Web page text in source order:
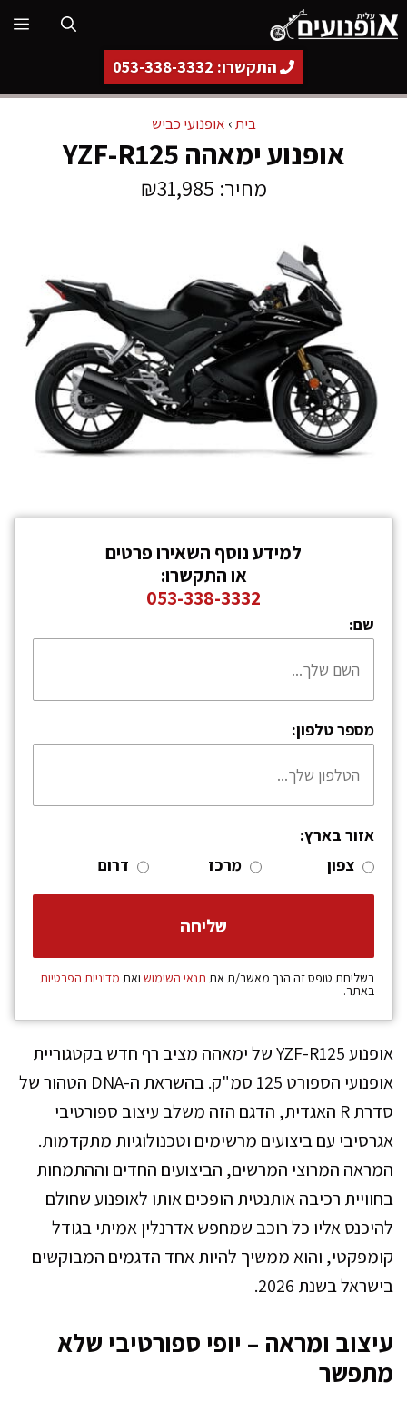
לדלג
לתוכן
התקשרו: 053-338-3332
בית› אופנועי כביש
אופנוע ימאהה YZF-R125
מחיר: ₪31,985
למידע נוסף השאירו פרטים
או התקשרו:
053-338-3332
שם:
מספר טלפון:
אזור בארץ:
צפון
מרכז דרום
בשליחת טופס זה הנך מאשר/ת את תנאי השימוש ואת מדיניות הפרטיות
באתר.
אופנוע YZF-R125 של ימאהה מציב רף חדש בקטגוריית
אופנועי הספורט 125 סמ"ק. בהשראת ה-DNA הטהור של
סדרת R האגדית, הדגם הזה משלב עיצוב ספורטיבי
אגרסיבי עם ביצועים מרשימים וטכנולוגיות מתקדמות.
המראה המרוצי המרשים, הביצועים החדים וההתמחות
בחוויית רכיבה אותנטית הופכים אותו לאופנוע שחולם
להיכנס אליו כל רוכב שמחפש אדרנלין אמיתי בגודל
קומפקטי, והוא ממשיך להיות אחד הדגמים המבוקשים
בישראל בשנת 2026.
עיצוב ומראה – יופי ספורטיבי שלא
מתפשר